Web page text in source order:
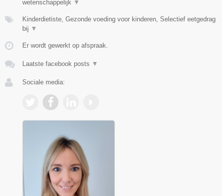
wetenschappelijk ▼
Kinderdietiste, Gezonde voeding voor kinderen, Selectief eetgedrag
bij ▼
Er wordt gewerkt op afspraak.
Laatste facebook posts ▼
Sociale media: